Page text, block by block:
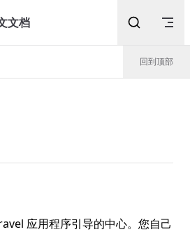
文档
回到顶部
应用程序引导的中心。您自己